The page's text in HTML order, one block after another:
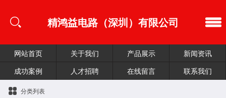
精鸿益电路（深圳）有限公司
网站首页 关于我们 产品展示
新闻资讯
成功案例
人才招聘 在线留言 联系我们
分类列表